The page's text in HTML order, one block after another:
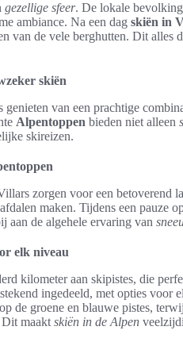
gezellige sfeer. De lokale
ambiance. Na een dag skiën in
van de vele berghutten. Dit alles
skiën
van een prachtige
Alpentoppen bieden niet alleen
skireizen.
zorgen voor een betoverend
maken. Tijdens een pauze
aan de algehele ervaring van
elk niveau
kilometer aan skipistes, die
ingedeeld, met opties voor
de groene en blauwe pistes,
Dit maakt skiën in de Alpen